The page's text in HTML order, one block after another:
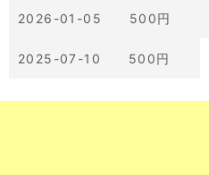
2026-01-05 500円
2025-07-10 500円